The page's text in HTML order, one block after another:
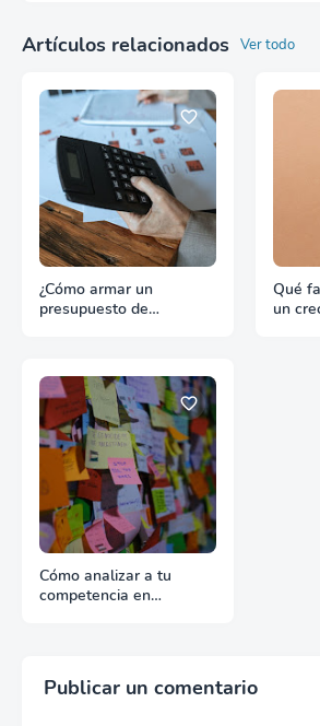
Artículos relacionados Ver todo
¿Cómo armar un
presupuesto de
Qué
un
Cómo analizar a tu
competencia en
Publicar un comentario